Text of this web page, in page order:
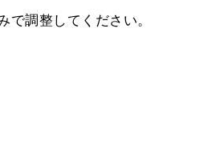
で調整してください。